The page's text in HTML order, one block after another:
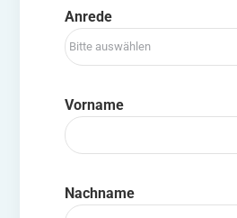
Anrede
Vorname
Nachname